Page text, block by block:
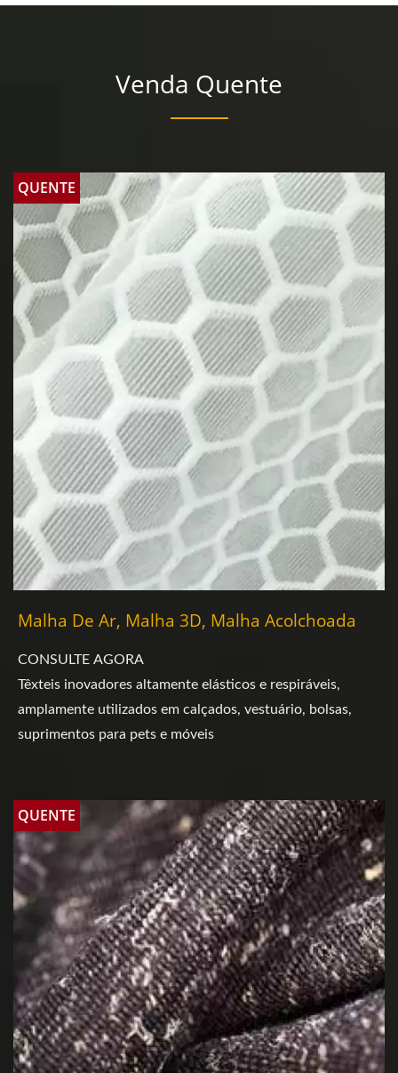
Venda Quente
QUENTE
Malha De Ar, Malha 3D, Malha Acolchoada
CONSULTE AGORA
Têxteis inovadores altamente elásticos e respiráveis,
amplamente utilizados em calçados, vestuário, bolsas,
suprimentos para pets e móveis
QUENTE